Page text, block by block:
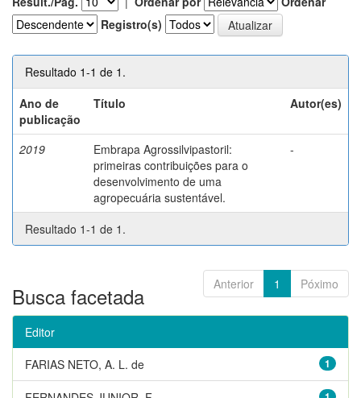
Registro(s)
Resultado 1-1 de 1.
Ano de
publicação
Título Autor(es)
2019
Embrapa Agrossilvipastoril:
primeiras contribuições para o
desenvolvimento de uma
agropecuária sustentável.
-
Resultado 1-1 de 1.
Anterior 1 Póximo
Busca facetada
Editor
1
FARIAS NETO, A. L. de